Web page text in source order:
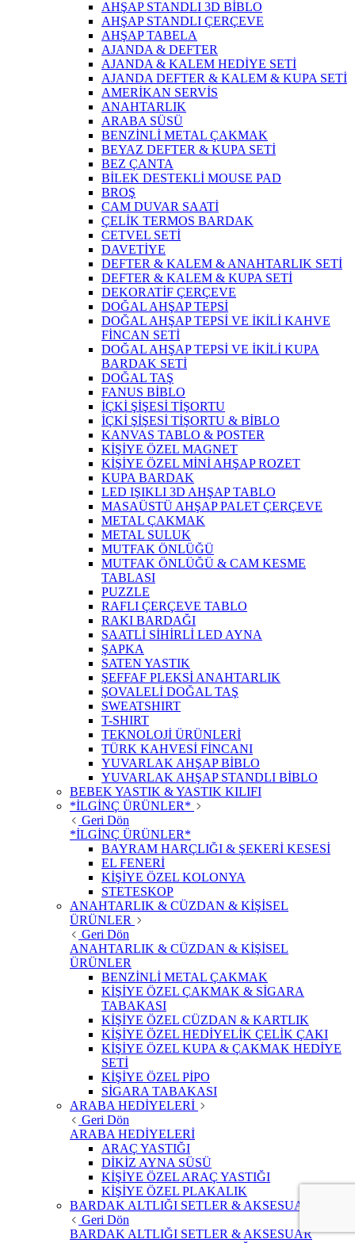
AHŞAP STANDLI 3D BİBLO
AHŞAP STANDLI ÇERÇEVE
AHŞAP TABELA
AJANDA & DEFTER
AJANDA & KALEM HEDİYE SETİ
AJANDA DEFTER & KALEM & KUPA SETİ
AMERİKAN SERVİS
ANAHTARLIK
ARABA SÜSÜ
BENZİNLİ METAL ÇAKMAK
BEYAZ DEFTER & KUPA SETİ
BEZ ÇANTA
BİLEK DESTEKLİ MOUSE PAD
BROŞ
CAM DUVAR SAATİ
ÇELİK TERMOS BARDAK
CETVEL SETİ
DAVETİYE
DEFTER & KALEM & ANAHTARLIK SETİ
DEFTER & KALEM & KUPA SETİ
DEKORATİF ÇERÇEVE
DOĞAL AHŞAP TEPSİ
DOĞAL AHŞAP TEPSİ VE İKİLİ KAHVE
FİNCAN SETİ
DOĞAL AHŞAP TEPSİ VE İKİLİ KUPA
BARDAK SETİ
DOĞAL TAŞ
FANUS BİBLO
İÇKİ ŞİŞESİ TİŞORTU
İÇKİ ŞİŞESİ TİŞORTU & BİBLO
KANVAS TABLO & POSTER
KİŞİYE ÖZEL MAGNET
KİŞİYE ÖZEL MİNİ AHŞAP ROZET
KUPA BARDAK
LED IŞIKLI 3D AHŞAP TABLO
MASAÜSTÜ AHŞAP PALET ÇERÇEVE
METAL ÇAKMAK
METAL SULUK
MUTFAK ÖNLÜĞÜ
MUTFAK ÖNLÜĞÜ & CAM KESME
TABLASI
PUZZLE
RAFLI ÇERÇEVE TABLO
RAKI BARDAĞI
SAATLİ SİHİRLİ LED AYNA
ŞAPKA
SATEN YASTIK
ŞEFFAF PLEKSİ ANAHTARLIK
ŞOVALELİ DOĞAL TAŞ
SWEATSHIRT
T-SHIRT
TEKNOLOJİ ÜRÜNLERİ
TÜRK KAHVESİ FİNCANI
YUVARLAK AHŞAP BİBLO
YUVARLAK AHŞAP STANDLI BİBLO
BEBEK YASTIK & YASTIK KILIFI
*İLGİNÇ ÜRÜNLER*
Geri Dön
*İLGİNÇ ÜRÜNLER*
BAYRAM HARÇLIĞI & ŞEKERİ KESESİ
EL FENERİ
KİŞİYE ÖZEL KOLONYA
STETESKOP
ANAHTARLIK & CÜZDAN & KİŞİSEL
ÜRÜNLER
Geri Dön
ANAHTARLIK & CÜZDAN & KİŞİSEL
ÜRÜNLER
BENZİNLİ METAL ÇAKMAK
KİŞİYE ÖZEL ÇAKMAK & SİGARA
TABAKASI
KİŞİYE ÖZEL CÜZDAN & KARTLIK
KİŞİYE ÖZEL HEDİYELİK ÇELİK ÇAKI
KİŞİYE ÖZEL KUPA & ÇAKMAK HEDİYE
SETİ
KİŞİYE ÖZEL PİPO
SİGARA TABAKASI
ARABA HEDİYELERİ
Geri Dön
ARABA HEDİYELERİ
ARAÇ YASTIĞI
DİKİZ AYNA SÜSÜ
KİŞİYE ÖZEL ARAÇ YASTIĞI
KİŞİYE ÖZEL PLAKALIK
BARDAK ALTLIĞI SETLER & AKSESUAR
Geri Dön
BARDAK ALTLIĞI SETLER & AKSESUAR